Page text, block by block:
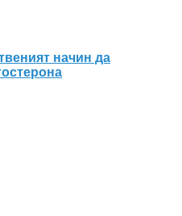
начин да